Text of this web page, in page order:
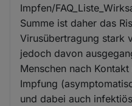
Impfen/
Summe ist daher das
Virusübertragung stark
jedoch davon
Menschen nach
Impfung
und dabei auch